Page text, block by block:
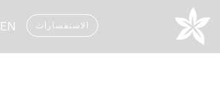
الاستفسارات EN